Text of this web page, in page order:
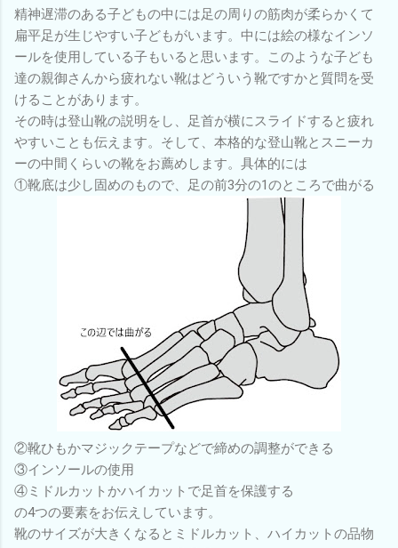
精神遅滞のある子どもの中には足の周りの筋肉が柔らかくて
扁平足が生じやすい子どもがいます。中には絵の様なインソ
ールを使用している子もいると思います。このような子ども
達の親御さんから疲れない靴はどういう靴ですかと質問を受
けることがあります。
その時は登山靴の説明をし、足首が横にスライドすると疲れ
やすいことも伝えます。そして、本格的な登山靴とスニーカ
ーの中間くらいの靴をお薦めします。具体的には
①靴底は少し固めのもので、足の前3分の1のところで曲がる
②靴ひもかマジックテープなどで締めの調整ができる
③インソールの使用
④ミドルカットかハイカットで足首を保護する
の4つの要素をお伝えしています。
靴のサイズが大きくなるとミドルカット、ハイカットの品物